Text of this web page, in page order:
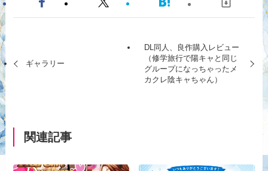
ギャラリー
DL同人、良作購入レビュー
（修学旅行で陽キャと同じ
グループになっちゃったメ
カクレ陰キャちゃん）
関連記事